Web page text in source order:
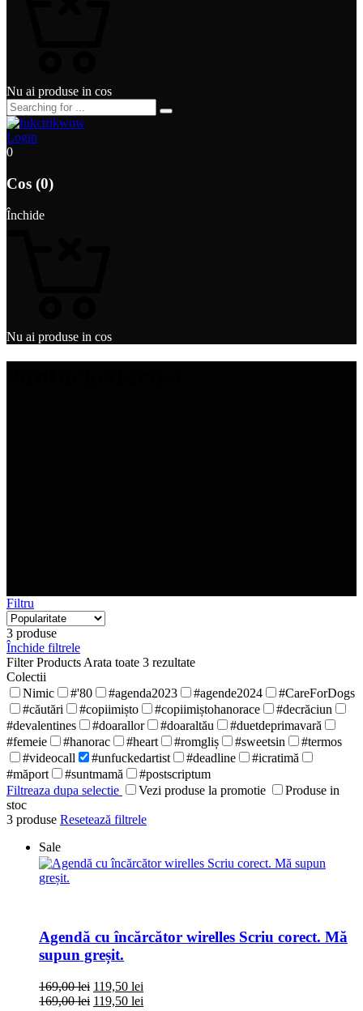
Nu ai produse in cos
Login
0
Cos (0)
Închide
Nu ai produse in cos
Filtru
3 produse
Închide filtrele
Filter Products Arata toate 3 rezultate
Colectii
Nimic
#'80 #agenda2023 #agende2024
#CareForDogs
#căutări
#copiimișto #copiimiștohanorace
#decrăciun
#devalentines
#doarallor #doaraltău
#duetdeprimavară
#femeie
#hanorac #heart #romgliș #sweetsin
#termos
#videocall
#unfuckedartist #deadline
#icratimă
#măport
#suntmamă
#postscriptum
Filtreaza dupa selectie
Vezi produse la promotie
Produse in
stoc
3 produse Resetează filtrele
Sale
Agendă cu încărcător wirelles Scriu corect. Mă
supun greșit.
169,00lei 119,50 lei
169,00lei 119,50 lei